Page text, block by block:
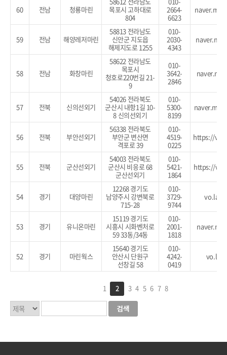
60 전남 청룡마린
목포시 고하대로
804
2664-
6623
naver.me/
59 전남 해양레저마린
58813 전라남도
신안군 지도읍
해제지도로 1255
010-
2030-
4343
naver.me/
58 전남 화창마린
58622 전라남도
목포시
청호로220번길 21-
9
010-
3642-
2846
57 전북 신의선외기
54026 전라북도
군산시 내항1길 10-
8 신의선외기
010-
5300-
8199
naver.me/
56 전북 부안선외기
56338 전라북도
부안군 변산면
격포로 39
010-
4519-
0225
https://
55 전북 군산선외기
54003 전라북도
군산시 비응로 68
군산선외기
010-
5421-
1864
https://
54 경기 대양마린
12268 경기도
남양주시 강변북로
715-28
010-
3729-
9744
vo.la/
53 경기 유니온마린
15119 경기도
시흥시 시화벤처로
59 33동/34동
010-
2001-
1818
52 경기 마린웍스
15640 경기도
안산시 단원구
선창길 58
010-
4242-
0419
vo.la/
1 2 3 4 5 6 7 8